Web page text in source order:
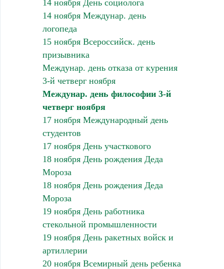
14 ноября День социолога
14 ноября Междунар. день
логопеда
15 ноября Всероссийск. день
призывника
Междунар. день отказа от курения
3-й четверг ноября
Междунар. день философии 3-й
четверг ноября
17 ноября Международный день
студентов
17 ноября День участкового
18 ноября День рождения Деда
Мороза
18 ноября День рождения Деда
Мороза
19 ноября День работника
стекольной промышленности
19 ноября День ракетных войск и
артиллерии
20 ноября Всемирный день ребенка